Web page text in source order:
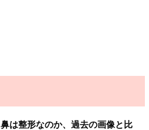
は整形なのか、過去の画像と比